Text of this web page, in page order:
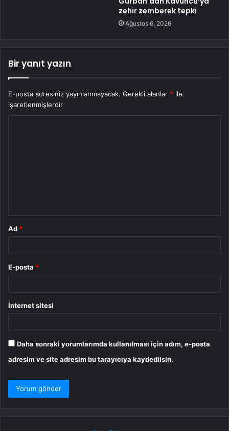
zehir zemberek tepki
Ağustos 6, 2026
Bir yanıt yazın
E-posta adresiniz yayınlanmayacak. Gerekli alanlar * ile
işaretlenmişlerdir
Ad *
E-posta *
İnternet sitesi
Daha sonraki yorumlarımda kullanılması için adım, e-posta
adresim ve site adresim bu tarayıcıya kaydedilsin.